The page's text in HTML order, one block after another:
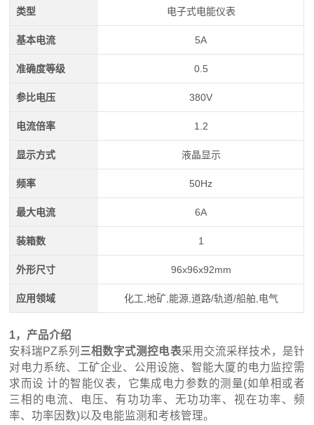
类型 电子式电能仪表
基本电流 5A
准确度等级 0.5
参比电压 380V
电流倍率 1.2
显示方式 液晶显示
频率 50Hz
最大电流 6A
装箱数 1
外形尺寸 96x96x92mm
应用领域 化工,地矿,能源,道路/轨道/船舶,电气
1，产品介绍
安科瑞PZ系列 三相数字式测控电表采用交流采样技术，是针
对电力系统、工矿企业、公用设施、智能大厦的电力监控需
求而设 计的智能仪表，它集成电力参数的测量(如单相或者
三相的电流、电压、有功功率、无功功率、视在功率、频
率、功率因数)以及电能监测和考核管理。